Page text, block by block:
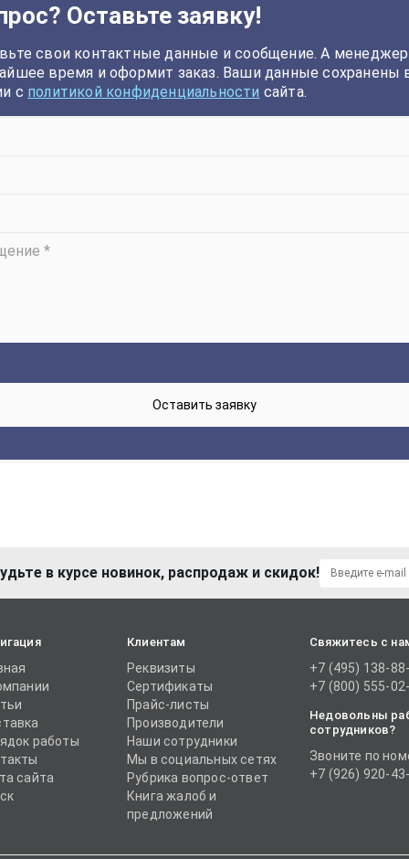
Оставьте заявку!
свои контактные данные и сообщение. А
время и оформит заказ. Ваши данные сохранены
с политикой конфиденциальности сайта.
в курсе новинок, распродаж и скидок!
работы
сайта
Клиентам
Реквизиты
Сертификаты
Прайс-листы
Производители
Наши сотрудники
Мы в социальных сетях
Рубрика вопрос-ответ
Книга жалоб и
предложений
Свяжитесь с
+7 (495) 138-
+7 (800) 555-
Недовольны
сотрудников?
Звоните по
+7 (926) 920-